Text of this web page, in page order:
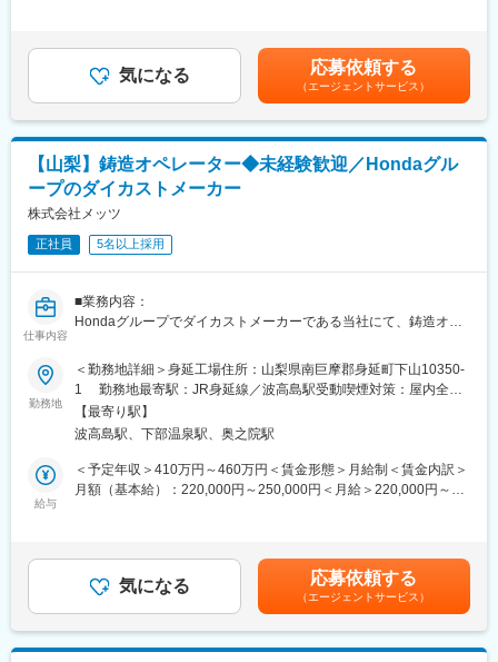
家賃補助、社宅制度、子供手当等完備。健康経営優良法人2025に
も認定！
店舗の店舗経営者を目指せるストアプロ制度や、人事・企画とい
った本部へのキャリアチェンジなどの選択肢も豊富。
■モデル年収（月給+賞与+インセン）
・28歳 セールスマネージャー：年収8,350,000円
・34歳 ストアマネージャー ：年収9,450,000円
・38歳 エリアマネージャー ：年収10,420,000円
■当社の魅力：
東証プライム上場でクルマ買取実績、中古車販売実績共に業界ト
ランド力を誇る業界リーディングカンパニーです。
■代表的な一日の流れ：
・出社後朝礼を行い連絡事項など確認します。
・作業終了後に作業日報を記載し、次のシフトの人へ引継ぎを行
い業務が終了します。
■募集部門の組織構成
・男女比 男8.5：女1.5
・中途採用者の割合 10％ほど
■募集部門の魅力・やりがい：
・自動車の心臓部であるエンジンや電動ユニット部品の製造に携
にすることのやりがいを感じる事が出来ます。
・入社当初は生産ラインのオペレーターですが、成長次第で生産
ラインを管理する業務や生産設備の保全業務など幅広い業務へ従
事する事が出来ます。
る事が出来、ご自身のスキル拡大が見込めます。
・生産現場ですので季節ごとの寒暖差があります。
・個人ロッカー付きの更衣室あり
・昼食は会社補助により1食380円でとることが出来ます（定食2
種類、カレーライス、麺類）。
ラスαあり※年齢・経験・能力を考慮して決定します。■賞与：年2
回（6・12月） 前年度実績4.50ヶ月分（業績や人事評価によ
る）賃金はあくまでも目安の金額であり、選考を通じて上下する
可能性があります。月給(月額)は固定手当を含めた表記です。
気になる 応募依頼する
（エージェントサービス）
【山梨】鋳造オペレーター◆未経験歓迎／Hondaグル
ープのダイカストメーカー
株式会社メッツ
正社員 5名以上採用
仕事内容
■業務内容：
Hondaグループでダイカストメーカーである当社にて、鋳造オペ
■業務詳細：
鋳造機で成形されたアルミ部品を定められた作業標準や検査基準
に基づき鋳バリ落としや外観検査を行った上で所定の容器へ入れ
る作業です（鋳造機や製品によりますが30～60秒サイクルで1つ
の製品を扱います）。
■代表的な一日の流れ：
・10分休憩が2回、40分の食事休憩をとり、8時間作業をします。
・作業終了後に作業日報を記載し、次のシフトの人へ引継ぎを行
い業務が終了します。
勤務地
＜勤務地詳細＞身延工場住所：山梨県南巨摩郡身延町下山10350-
1 勤務地最寄駅：JR身延線／波高島駅受動喫煙対策：屋内全面
禁煙変更の範囲：会社の定める事業所
【最寄り駅】
波高島駅、下部温泉駅、奥之院駅
給与
＜予定年収＞410万円～460万円＜賃金形態＞月給制＜賃金内訳＞
月額（基本給）：220,000円～250,000円＜月給＞220,000円～
験・能力を考慮して決定します。■賞与：年2回（6・12月） 前
年度実績4.50ヶ月分（業績や人事評価による）賃金はあくまでも
目安の金額であり、選考を通じて上下する可能性があります。月
給(月額)は固定手当を含めた表記です。
気になる 応募依頼する
（エージェントサービス）